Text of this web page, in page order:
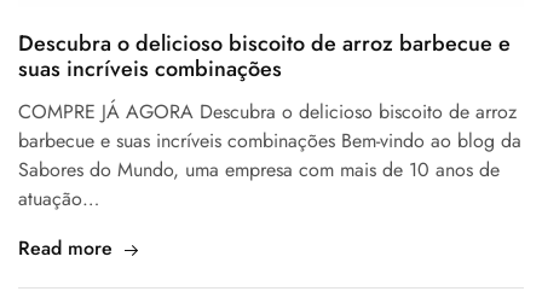
Descubra o delicioso biscoito de arroz barbecue e
suas incríveis combinações
COMPRE JÁ AGORA Descubra o delicioso biscoito de arroz
barbecue e suas incríveis combinações Bem-vindo ao blog da
Sabores do Mundo, uma empresa com mais de 10 anos de
atuação…
Read more